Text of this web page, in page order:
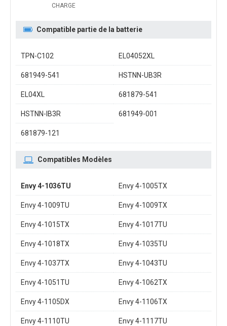
CHARGE
Compatible partie de la batterie
TPN-C102 EL04052XL
681949-541 HSTNN-UB3R
EL04XL 681879-541
HSTNN-IB3R 681949-001
681879-121
Compatibles Modèles
Envy 4-1036TU Envy 4-1005TX
Envy 4-1009TU Envy 4-1009TX
Envy 4-1015TX Envy 4-1017TU
Envy 4-1018TX Envy 4-1035TU
Envy 4-1037TX Envy 4-1043TU
Envy 4-1051TU Envy 4-1062TX
Envy 4-1105DX Envy 4-1106TX
Envy 4-1110TU Envy 4-1117TU